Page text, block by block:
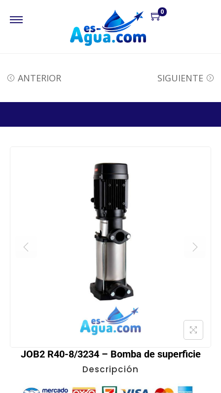
0
ANTERIOR SIGUIENTE
JOB2 R40-8/3234 – Bomba de superficie
Descripción